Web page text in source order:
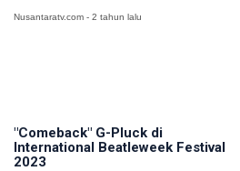
Nusantaratv.com - 2 tahun lalu
"Comeback" G-Pluck di
International Beatleweek Festival
2023